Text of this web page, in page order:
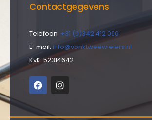
Contactgegevens
Telefoon: +31 (0)342 412 066
E-mail: info@vonktweewielers.nl
KvK: 52314642